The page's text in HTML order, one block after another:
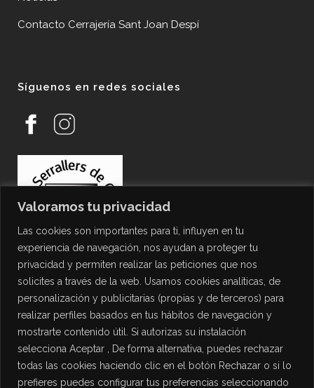
Valoramos tu privacidad
Las cookies son importantes para ti, influyen en tu
experiencia de navegación, nos ayudan a proteger tu
privacidad y permiten realizar las peticiones que nos
solicites a través de la web. Usamos cookies analíticas, de
personalización y publicitarias (propias y de terceros) para
realizar perfiles basados en tus hábitos de navegación y
mostrarte contenido útil. Si autorizas su instalación
selecciona Aceptar , De forma alternativa, puedes rechazar
todas las cookies haciendo clic en el botón Rechazar o si lo
prefieres puedes configurar tus preferencias seleccionando
Contacto Cerrajería Sant Joan Despí
Síguenos en redes sociales
PROTECCIÓN DE DATOS
Política de Privacidad
Política de Cookies
Aviso Legal